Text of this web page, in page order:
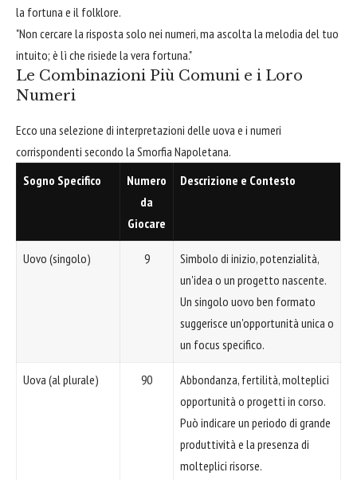
la fortuna e il folklore.
"Non cercare la risposta solo nei numeri, ma ascolta la melodia del tuo
intuito; è lì che risiede la vera fortuna."
Le Combinazioni Più Comuni e i Loro
Numeri
Ecco una selezione di interpretazioni delle uova e i numeri
corrispondenti secondo la Smorfia Napoletana.
Sogno Specifico
Numero
da
Giocare
Descrizione e Contesto
Uovo (singolo) 9
Simbolo di inizio, potenzialità,
un'idea o un progetto nascente.
Un singolo uovo ben formato
suggerisce un'opportunità unica o
un focus specifico.
Uova (al plurale) 90
Abbondanza, fertilità, molteplici
opportunità o progetti in corso.
Può indicare un periodo di grande
produttività e la presenza di
molteplici risorse.